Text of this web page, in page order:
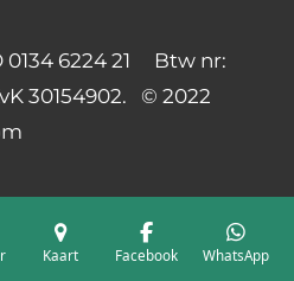
0134 6224 21 Btw nr:
30154902. © 2022
Kaart Facebook WhatsApp